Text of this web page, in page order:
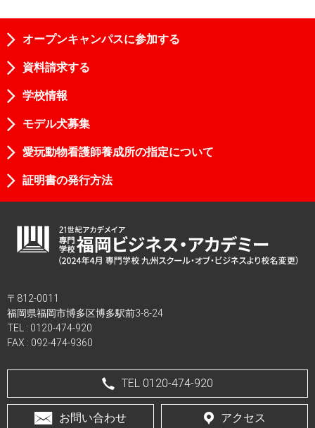
オープンキャンパスに参加する
資料請求する
学校情報
モデル犬募集
愛玩動物看護師養成所の指定について
証明書の発行方法
〒812-0011
福岡県福岡市博多区博多駅前3-8-24
TEL : 0120-474-920
FAX : 092-474-9360
TEL 0120-474-920
お問い合わせ アクセス